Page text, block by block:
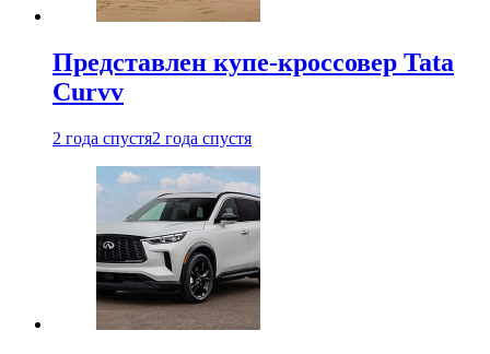
Представлен купе-кроссовер Tata
Curvv
2 года спустя2 года спустя